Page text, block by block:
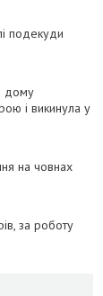
подекуди
дому
і викинула у
на човнах
за роботу